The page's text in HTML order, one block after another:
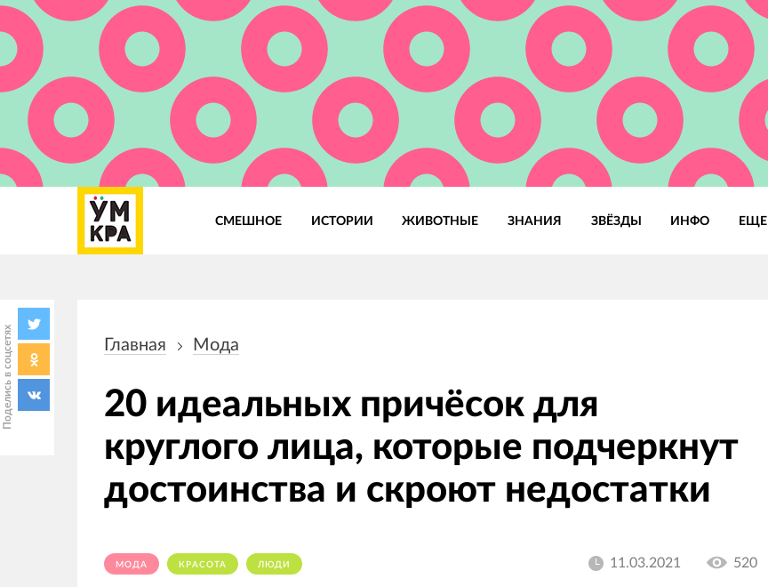
СМЕШНОЕ ИСТОРИИ ЖИВОТНЫЕ ЗНАНИЯ ЗВЁЗДЫ ИНФО ЕЩЕ
Поделись в соцсетях навигации
Главная Мода
20 идеальных причёсок для
круглого лица, которые подчеркнут
достоинства и скроют недостатки
МОДА КРАСОТА ЛЮДИ 11.03.2021 520